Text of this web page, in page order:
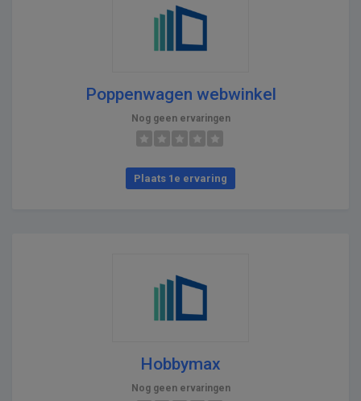
Poppenwagen webwinkel
Nog geen ervaringen
Plaats 1e ervaring
Hobbymax
Nog geen ervaringen